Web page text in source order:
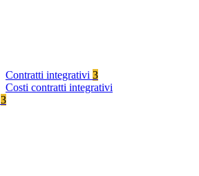
Contratti integrativi 3
Costi contratti integrativi
3